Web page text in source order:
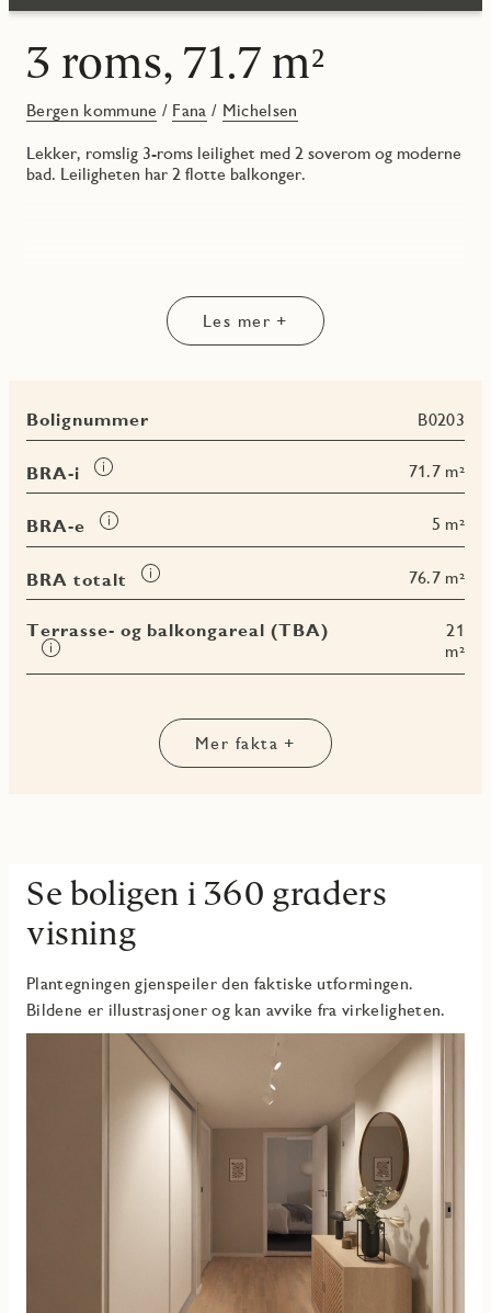
3 roms, 71.7 m²
Bergen kommune / Fana / Michelsen
Lekker, romslig 3-roms leilighet med 2 soverom og moderne
bad. Leiligheten har 2 flotte balkonger.
Les mer +
Bolignummer B0203
BRA-i
Les
mer
om
BRA-
i
71.7 m²
BRA-e
Les
BRA-
e
5 m²
BRA totalt
Les
mer
BRA
76.7 m²
Terrasse- og balkongareal (TBA)
Les
21
m²
Mer fakta +
Se boligen i 360 graders
visning
Plantegningen gjenspeiler den faktiske utformingen.
Bildene er illustrasjoner og kan avvike fra virkeligheten.